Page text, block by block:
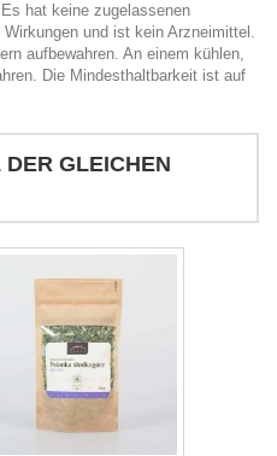
hat keine zugelassenen
und ist kein Arzneimittel.
aufbewahren. An einem kühlen,
Die Mindesthaltbarkeit ist auf
GLEICHEN